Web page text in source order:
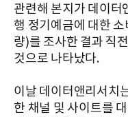
관련해 본지가 데이터
행 정기예금에 대한
량)를 조사한 결과 직
것으로 나타났다.
이날 데이터앤리서치
한 채널 및 사이트를